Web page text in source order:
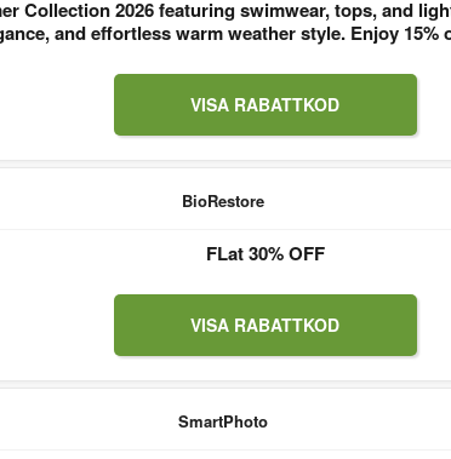
Collection 2026 featuring swimwear, tops, and
and effortless warm weather style. Enjoy 15%
VISA RABATTKOD
BioRestore
FLat 30% OFF
VISA RABATTKOD
SmartPhoto